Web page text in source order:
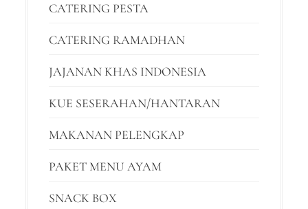
CATERING PESTA
CATERING RAMADHAN
JAJANAN KHAS INDONESIA
KUE SESERAHAN/HANTARAN
MAKANAN PELENGKAP
PAKET MENU AYAM
SNACK BOX